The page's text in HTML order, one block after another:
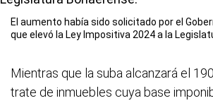
El aumento había sido solicitado por el
que elevó la Ley Impositiva 2024 a la
Mientras que la suba alcanzará el
trate de inmuebles cuya base